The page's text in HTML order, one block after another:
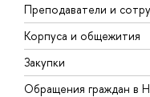
Преподаватели и
Корпуса и общежития
Закупки
Обращения граждан в